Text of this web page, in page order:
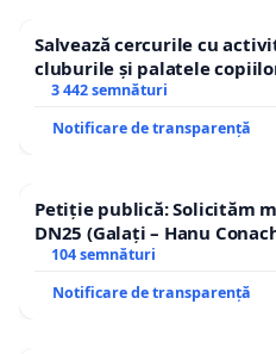
Salvează cercurile cu
cluburile și palatele
3 442 semnături
Notificare de transparență
Petiție publică: Solicităm
DN25 (Galați – Hanu
traseului în afara
104 semnături
Notificare de transparență